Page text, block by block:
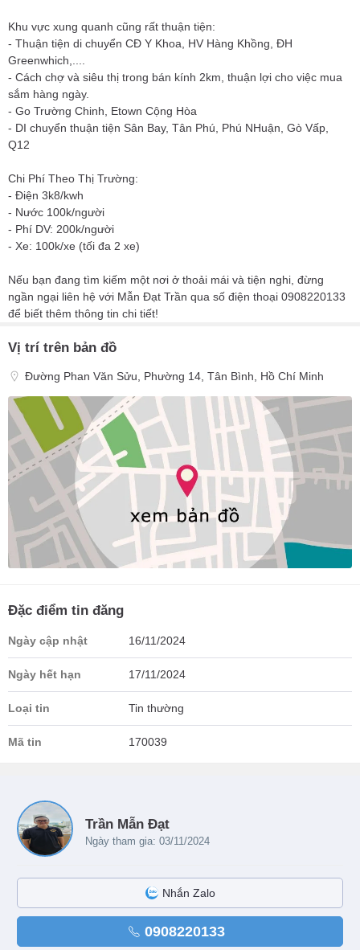
Khu vực xung quanh cũng rất thuận tiện:
- Thuận tiện di chuyển CĐ Y Khoa, HV Hàng Khồng, ĐH
Greenwhich,....
- Cách chợ và siêu thị trong bán kính 2km, thuận lợi cho việc mua
sắm hàng ngày.
- Go Trường Chinh, Etown Cộng Hòa
- DI chuyển thuận tiện Sân Bay, Tân Phú, Phú NHuận, Gò Vấp,
Q12
Chi Phí Theo Thị Trường:
- Điện 3k8/kwh
- Nước 100k/người
- Phí DV: 200k/người
- Xe: 100k/xe (tối đa 2 xe)
Nếu bạn đang tìm kiếm một nơi ở thoải mái và tiện nghi, đừng
ngần ngại liên hệ với Mẫn Đạt Trần qua số điện thoại 0908220133
để biết thêm thông tin chi tiết!
Vị trí trên bản đồ
Đường Phan Văn Sửu, Phường 14, Tân Bình, Hồ Chí Minh
Đặc điểm tin đăng
Ngày cập nhật 16/11/2024
Ngày hết hạn 17/11/2024
Loại tin Tin thường
Mã tin 170039
Trần Mẫn Đạt
Ngày tham gia: 03/11/2024
Nhắn Zalo
0908220133